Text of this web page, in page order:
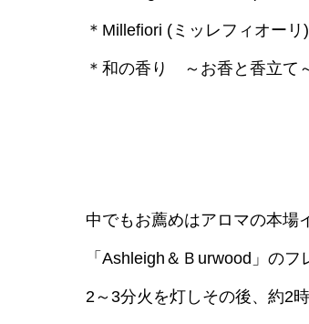
＊Millefiori (ミッレフィオーリ)
＊和の香り ～お香と香立て
中でもお薦めはアロマの本場
「Ashleigh＆Ｂurwood」のフ
2～3分火を灯しその後、約2